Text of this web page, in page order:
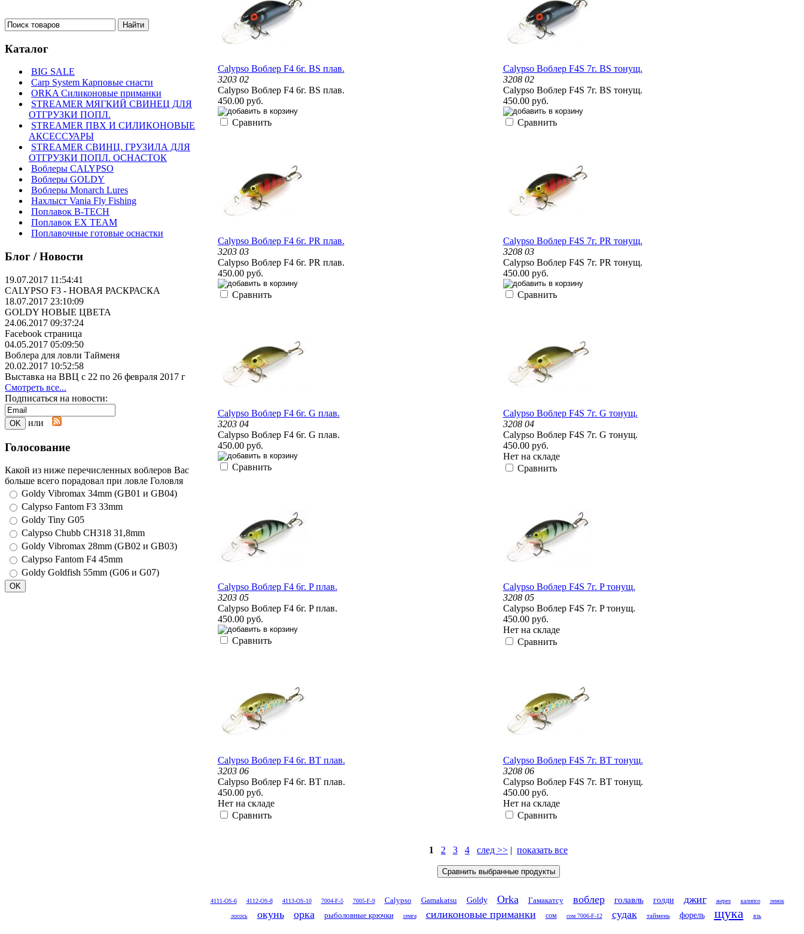
Каталог
BIG SALE
Carp System Карповые снасти
ORKA Силиконовые приманки
STREAMER МЯГКИЙ СВИНЕЦ ДЛЯ
ОТГРУЗКИ ПОПЛ.
STREAMER ПВХ И СИЛИКОНОВЫЕ
АКСЕССУАРЫ
STREAMER СВИНЦ. ГРУЗИЛА ДЛЯ
ОТГРУЗКИ ПОПЛ. ОСНАСТОК
Воблеры CALYPSO
Воблеры GOLDY
Воблеры Monarch Lures
Нахлыст Vania Fly Fishing
Поплавок B-TECH
Поплавок EX TEAM
Поплавочные готовые оснастки
Блог / Новости
19.07.2017 11:54:41
CALYPSO F3 - НОВАЯ РАСКРАСКА
18.07.2017 23:10:09
GOLDY НОВЫЕ ЦВЕТА
24.06.2017 09:37:24
Facebook страница
04.05.2017 05:09:50
Воблера для ловли Тайменя
20.02.2017 10:52:58
Выставка на ВВЦ с 22 по 26 февраля 2017 г
Смотреть все...
Подписаться на новости:
или
Голосование
Какой из ниже перечисленных воблеров Вас
больше всего порадовал при ловле Головля
Goldy Vibromax 34mm (GB01 и GB04)
Calypso Fantom F3 33mm
Goldy Tiny G05
Calypso Chubb CH318 31,8mm
Goldy Vibromax 28mm (GB02 и GB03)
Calypso Fantom F4 45mm
Goldy Goldfish 55mm (G06 и G07)
Calypso Воблер F4 6г. BS плав.
3203 02
Calypso Воблер F4 6г. BS плав.
450.00 руб.
Сравнить
Calypso Воблер F4S 7г. BS тонущ.
3208 02
Calypso Воблер F4S 7г. BS тонущ.
450.00 руб.
Сравнить
Calypso Воблер F4 6г. PR плав.
3203 03
Calypso Воблер F4 6г. PR плав.
450.00 руб.
Сравнить
Calypso Воблер F4S 7г. PR тонущ.
3208 03
Calypso Воблер F4S 7г. PR тонущ.
450.00 руб.
Сравнить
Calypso Воблер F4 6г. G плав.
3203 04
Calypso Воблер F4 6г. G плав.
450.00 руб.
Сравнить
Calypso Воблер F4S 7г. G тонущ.
3208 04
Calypso Воблер F4S 7г. G тонущ.
450.00 руб.
Нет на складе
Сравнить
Calypso Воблер F4 6г. P плав.
3203 05
Calypso Воблер F4 6г. P плав.
450.00 руб.
Сравнить
Calypso Воблер F4S 7г. P тонущ.
3208 05
Calypso Воблер F4S 7г. P тонущ.
450.00 руб.
Нет на складе
Сравнить
Calypso Воблер F4 6г. BT плав.
3203 06
Calypso Воблер F4 6г. BT плав.
450.00 руб.
Нет на складе
Сравнить
Calypso Воблер F4S 7г. BT тонущ.
3208 06
Calypso Воблер F4S 7г. BT тонущ.
450.00 руб.
Нет на складе
Сравнить
1 2 3 4 след >> | показать все
4111-OS-6 4112-OS-8 4113-OS-10 7004-F-5 7005-F-9 Calypso Gamakatsu Goldy Orka Гамакатсу воблер голавль голди джиг жерех калипсо ленок
лосось окунь орка рыболовные крючки семга силиконовые приманки сом сом 7006-F-12 судак таймень форель щука язь